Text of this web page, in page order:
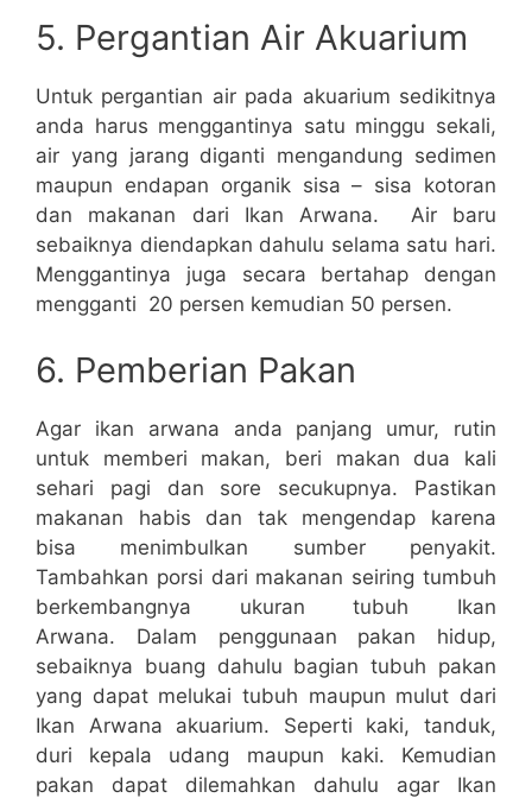
5. Pergantian Air Akuarium
Untuk pergantian air pada akuarium sedikitnya
anda harus menggantinya satu minggu sekali,
air yang jarang diganti mengandung sedimen
maupun endapan organik sisa – sisa kotoran
dan makanan dari Ikan Arwana. Air baru
sebaiknya diendapkan dahulu selama satu hari.
Menggantinya juga secara bertahap dengan
mengganti 20 persen kemudian 50 persen.
6. Pemberian Pakan
Agar ikan arwana anda panjang umur, rutin
untuk memberi makan, beri makan dua kali
sehari pagi dan sore secukupnya. Pastikan
makanan habis dan tak mengendap karena
bisa menimbulkan sumber penyakit.
Tambahkan porsi dari makanan seiring tumbuh
berkembangnya ukuran tubuh Ikan
Arwana. Dalam penggunaan pakan hidup,
sebaiknya buang dahulu bagian tubuh pakan
yang dapat melukai tubuh maupun mulut dari
Ikan Arwana akuarium. Seperti kaki, tanduk,
duri kepala udang maupun kaki. Kemudian
pakan dapat dilemahkan dahulu agar Ikan